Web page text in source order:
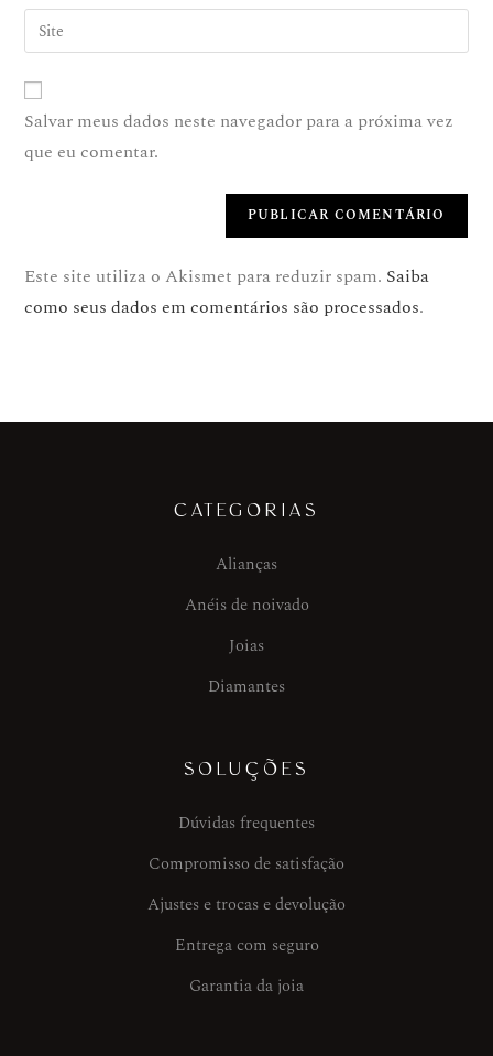
Salvar meus dados neste navegador para a próxima vez
que eu comentar.
Este site utiliza o Akismet para reduzir spam. Saiba
como seus dados em comentários são processados.
CATEGORIAS
Alianças
Anéis de noivado
Joias
Diamantes
SOLUÇÕES
Dúvidas frequentes
Compromisso de satisfação
Ajustes e trocas e devolução
Entrega com seguro
Garantia da joia